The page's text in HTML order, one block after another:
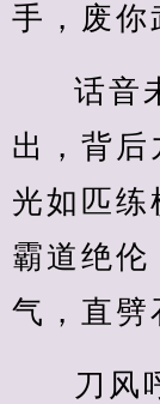
手，废你
话音
出，背后
光如匹练
霸道绝伦
气，直劈
刀风